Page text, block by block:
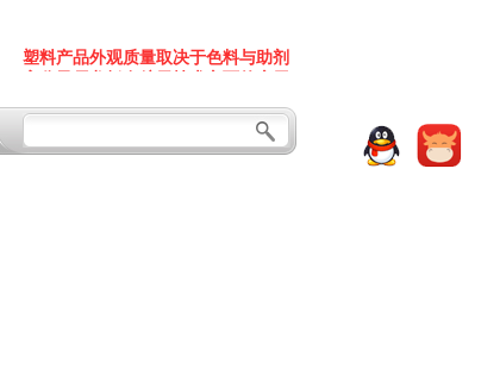
塑料产品外观质量取决于色料与助剂
一文了解PPO加工改性
色料与塑料原料、助剂之间的搭配关系
一文掌握ASA与ABS的分类与应用范围
发改委划重点 这些化工新材料技术要火